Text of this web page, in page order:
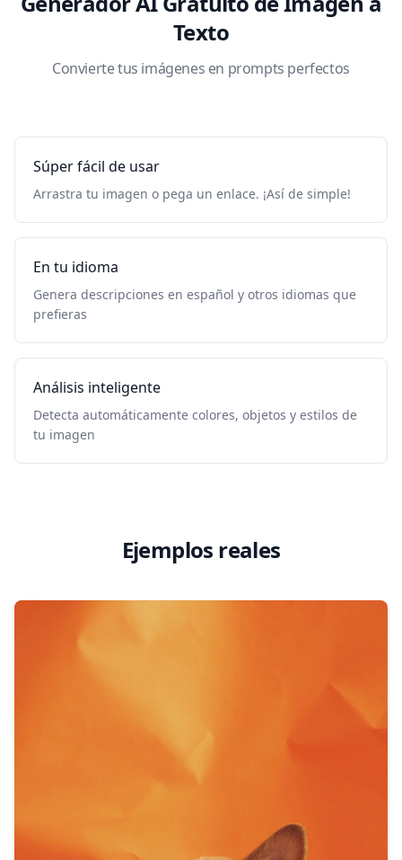
Texto
Convierte tus imágenes en prompts perfectos
Súper fácil de usar
Arrastra tu imagen o pega un enlace. ¡Así de simple!
En tu idioma
Genera descripciones en español y otros idiomas que
prefieras
Análisis inteligente
Detecta automáticamente colores, objetos y estilos de
tu imagen
Ejemplos reales